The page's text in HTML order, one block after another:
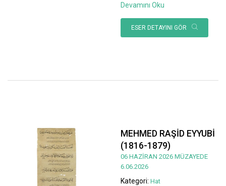
Devamını Oku
ESER DETAYINI GÖR
MEHMED RAŞİD EYYUBİ
(1816-1879)
06 HAZİRAN 2026 MÜZAYEDE
6.06.2026
Kategori: Hat